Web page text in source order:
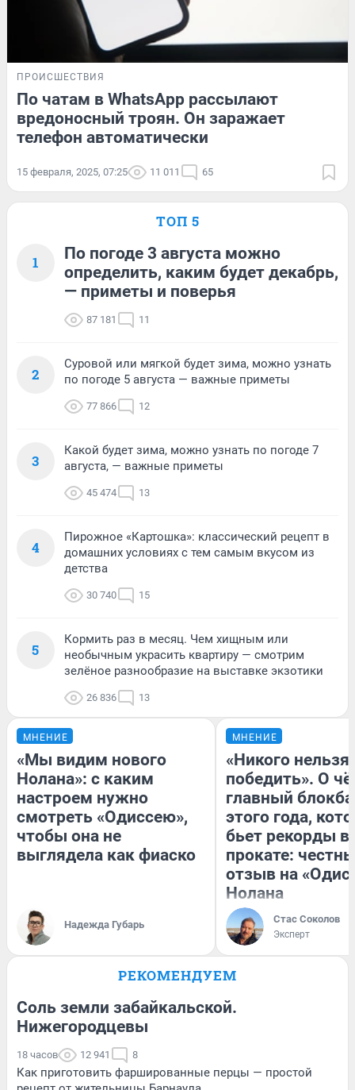
ПРОИСШЕСТВИЯ
По чатам в WhatsApp рассылают
вредоносный троян. Он заражает
телефон автоматически
15 февраля, 2025, 07:25 11 011 65
ТОП 5
1
По погоде 3 августа можно
определить, каким будет декабрь,
— приметы и поверья
87 181 11
2
Суровой или мягкой будет зима, можно узнать
по погоде 5 августа — важные приметы
77 866 12
3
Какой будет зима, можно узнать по погоде 7
августа, — важные приметы
45 474 13
4
Пирожное «Картошка»: классический рецепт в
домашних условиях с тем самым вкусом из
детства
30 740 15
5
Кормить раз в месяц. Чем хищным или
необычным украсить квартиру — смотрим
зелёное разнообразие на выставке экзотики
26 836 13
МНЕНИЕ
«Мы видим нового
Нолана»: с каким
настроем нужно
смотреть «Одиссею»,
чтобы она не
выглядела как фиаско
Надежда Губарь
МНЕНИЕ
«Никого нельзя
победить». О
главный
этого года,
бьет рекорды в
прокате:
отзыв на
Нолана
Стас Соколов
Эксперт
РЕКОМЕНДУЕМ
Соль земли забайкальской.
Нижегородцевы
18 часов 12 941 8
Как приготовить фаршированные перцы — простой